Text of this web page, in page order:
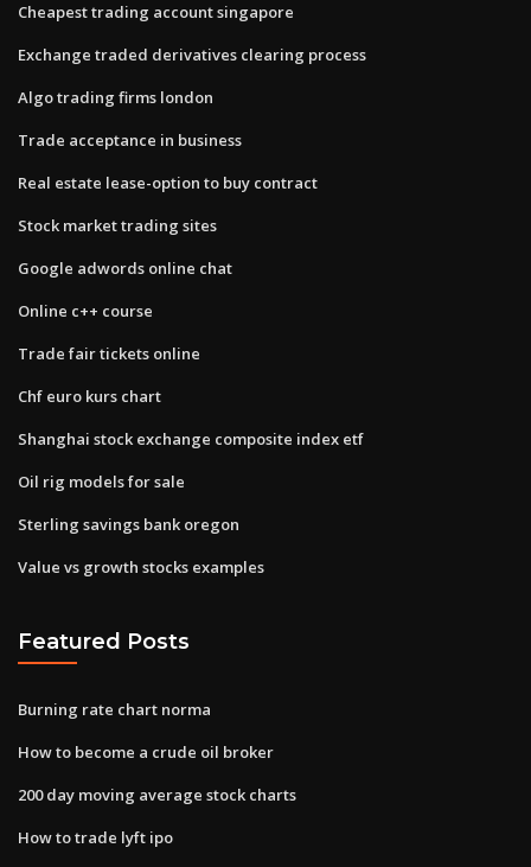
Cheapest trading account singapore
Exchange traded derivatives clearing process
Algo trading firms london
Trade acceptance in business
Real estate lease-option to buy contract
Stock market trading sites
Google adwords online chat
Online c++ course
Trade fair tickets online
Chf euro kurs chart
Shanghai stock exchange composite index etf
Oil rig models for sale
Sterling savings bank oregon
Value vs growth stocks examples
Featured Posts
Burning rate chart norma
How to become a crude oil broker
200 day moving average stock charts
How to trade lyft ipo